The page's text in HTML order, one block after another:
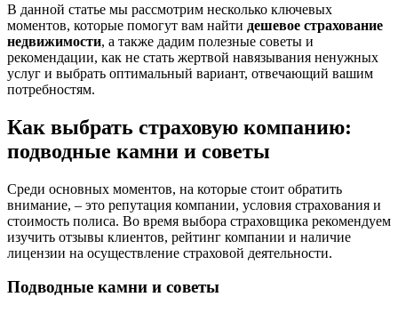
В данной статье мы рассмотрим несколько ключевых
моментов, которые помогут вам найти дешевое страхование
недвижимости, а также дадим полезные советы и
рекомендации, как не стать жертвой навязывания ненужных
услуг и выбрать оптимальный вариант, отвечающий вашим
потребностям.
Как выбрать страховую компанию:
подводные камни и советы
Среди основных моментов, на которые стоит обратить
внимание, – это репутация компании, условия страхования и
стоимость полиса. Во время выбора страховщика рекомендуем
изучить отзывы клиентов, рейтинг компании и наличие
лицензии на осуществление страховой деятельности.
Подводные камни и советы